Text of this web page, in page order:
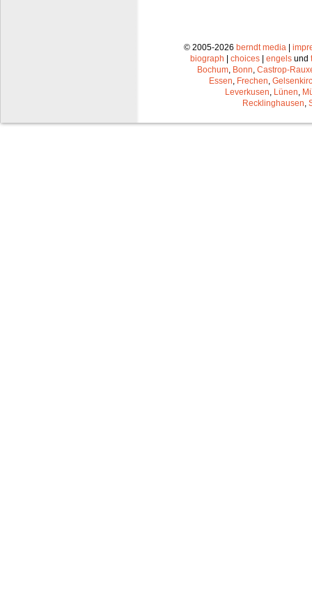
© 2005-2026 berndt media |
biograph | choices | engels und
Bochum Bonn Castrop-
Essen Frechen
Leverkusen Lünen
Recklinghausen